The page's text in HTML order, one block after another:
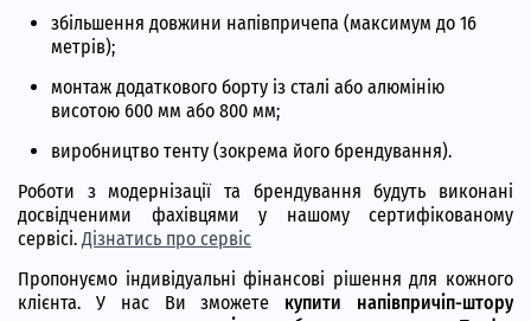
збільшення довжини напівпричепа (максимум до 16
метрів);
монтаж додаткового борту із сталі або алюмінію
висотою 600 мм або 800 мм;
виробництво тенту (зокрема його брендування).
Роботи з модернізації та брендування будуть виконані
досвідченими фахівцями у нашому сертифікованому
сервісі. Дізнатись про сервіс
Пропонуємо індивідуальні фінансові рішення для кожного
клієнта. У нас Ви зможете купити напівпричіп-штору